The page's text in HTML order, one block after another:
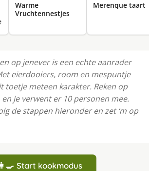
Warme
Vruchtennestjes
Merenque taart
op jenever is een echte aanrader
eierdooiers, room en mespuntje
toetje meteen karakter. Reken op
je verwent er 10 personen mee.
de stappen hieronder en zet ‘m op
👩‍🍳 Start kookmodus